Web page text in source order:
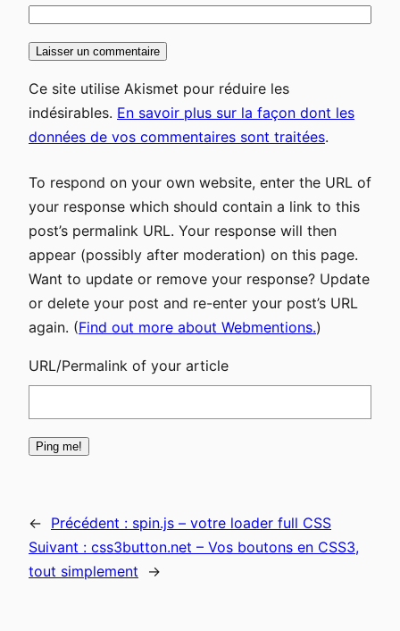
Ce site utilise Akismet pour réduire les
indésirables. En savoir plus sur la façon dont les
données de vos commentaires sont traitées.
To respond on your own website, enter the URL of
your response which should contain a link to this
post’s permalink URL. Your response will then
appear (possibly after moderation) on this page.
Want to update or remove your response? Update
or delete your post and re-enter your post’s URL
again. (Find out more about Webmentions.)
URL/Permalink of your article
← Précédent : spin.js – votre loader full CSS
Suivant : css3button.net – Vos boutons en CSS3,
tout simplement
→